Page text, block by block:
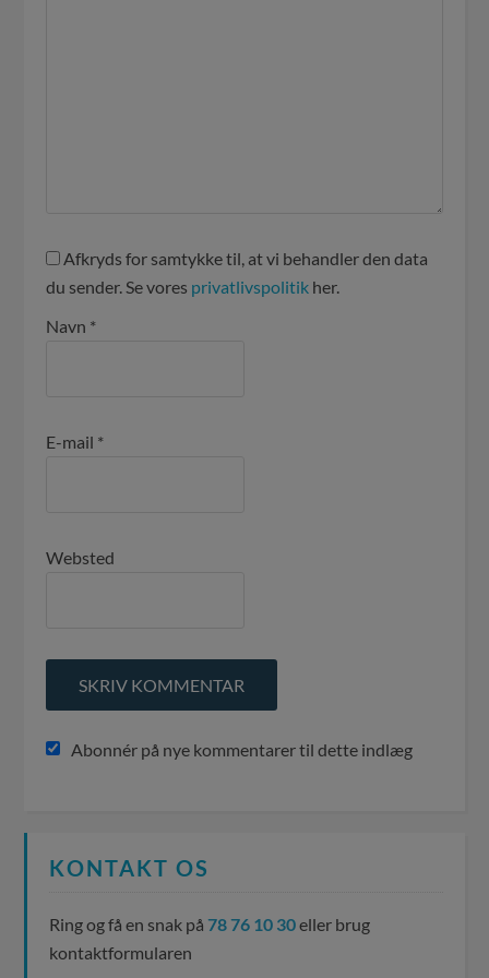
Afkryds for samtykke til, at vi behandler den data
du sender. Se vores privatlivspolitik her.
Navn *
E-mail *
Websted
Abonnér på nye kommentarer til dette indlæg
KONTAKT OS
Ring og få en snak på78 76 10 30eller brug
kontaktformularen